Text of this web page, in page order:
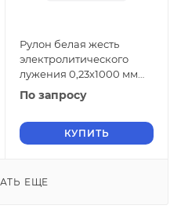
Рулон белая жесть
электролитического
лужения 0,23х1000 мм
ЖК ГОСТ Р 52204-2004
По запросу
КУПИТЬ
ЕЩЕ